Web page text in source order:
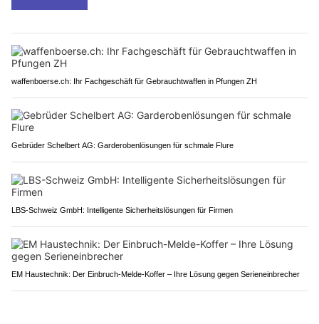
waffenboerse.ch: Ihr Fachgeschäft für Gebrauchtwaffen in Pfungen ZH
Gebrüder Schelbert AG: Garderobenlösungen für schmale Flure
LBS-Schweiz GmbH: Intelligente Sicherheitslösungen für Firmen
EM Haustechnik: Der Einbruch-Melde-Koffer – Ihre Lösung gegen Serieneinbrecher